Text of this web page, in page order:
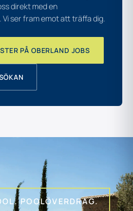
direkt med en
ser fram emot att träffa dig.
PÅ OBERLAND JOBS
POOLÖVERDRAG.